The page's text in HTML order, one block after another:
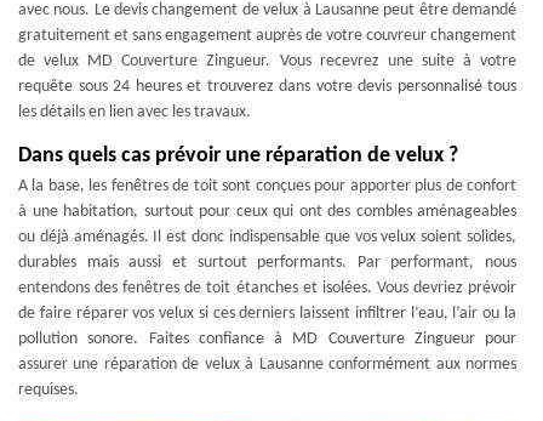
avec nous. Le devis changement de velux à Lausanne peut être demandé
gratuitement et sans engagement auprès de votre couvreur changement
de velux MD Couverture Zingueur. Vous recevrez une suite à votre
requête sous 24 heures et trouverez dans votre devis personnalisé tous
les détails en lien avec les travaux.
Dans quels cas prévoir une réparation de velux ?
A la base, les fenêtres de toit sont conçues pour apporter plus de confort
à une habitation, surtout pour ceux qui ont des combles aménageables
ou déjà aménagés. Il est donc indispensable que vos velux soient solides,
durables mais aussi et surtout performants. Par performant, nous
entendons des fenêtres de toit étanches et isolées. Vous devriez prévoir
de faire réparer vos velux si ces derniers laissent infiltrer l’eau, l’air ou la
pollution sonore. Faites confiance à MD Couverture Zingueur pour
assurer une réparation de velux à Lausanne conformément aux normes
requises.